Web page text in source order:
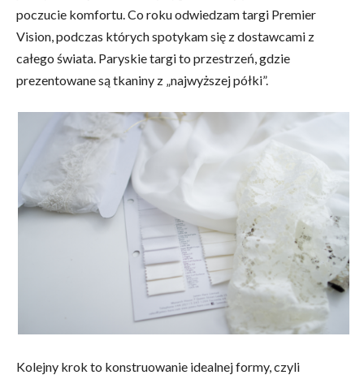
poczucie komfortu. Co roku odwiedzam targi Premier
Vision, podczas których spotykam się z dostawcami z
całego świata. Paryskie targi to przestrzeń, gdzie
prezentowane są tkaniny z „najwyższej półki”.
Kolejny krok to konstruowanie idealnej formy, czyli